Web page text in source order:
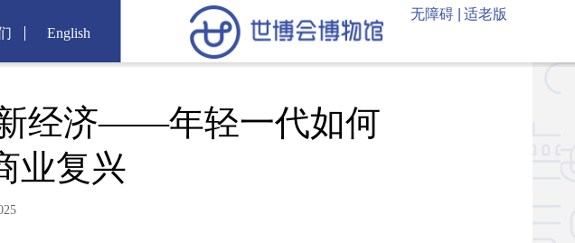
English
无障碍 | 适老版
经济——年轻一代如何
业复兴